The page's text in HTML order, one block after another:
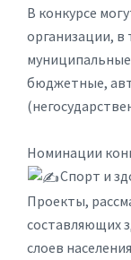
В конкурсе
организации, в
бюджетные,
Номинации
Спорт и
Проекты,
составляющих
слоев